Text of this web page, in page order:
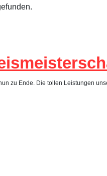
zu Ende. Die tollen Leistungen